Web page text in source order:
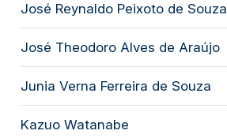
José Reynaldo Peixoto de Souza
José Theodoro Alves de Araújo
Junia Verna Ferreira de Souza
Kazuo Watanabe